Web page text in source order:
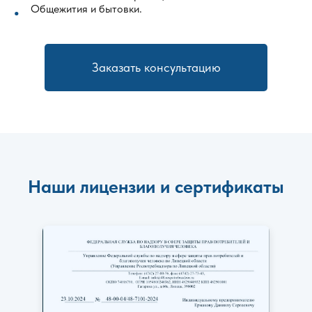
Общежития и бытовки.
Заказать консультацию
Наши лицензии и сертификаты